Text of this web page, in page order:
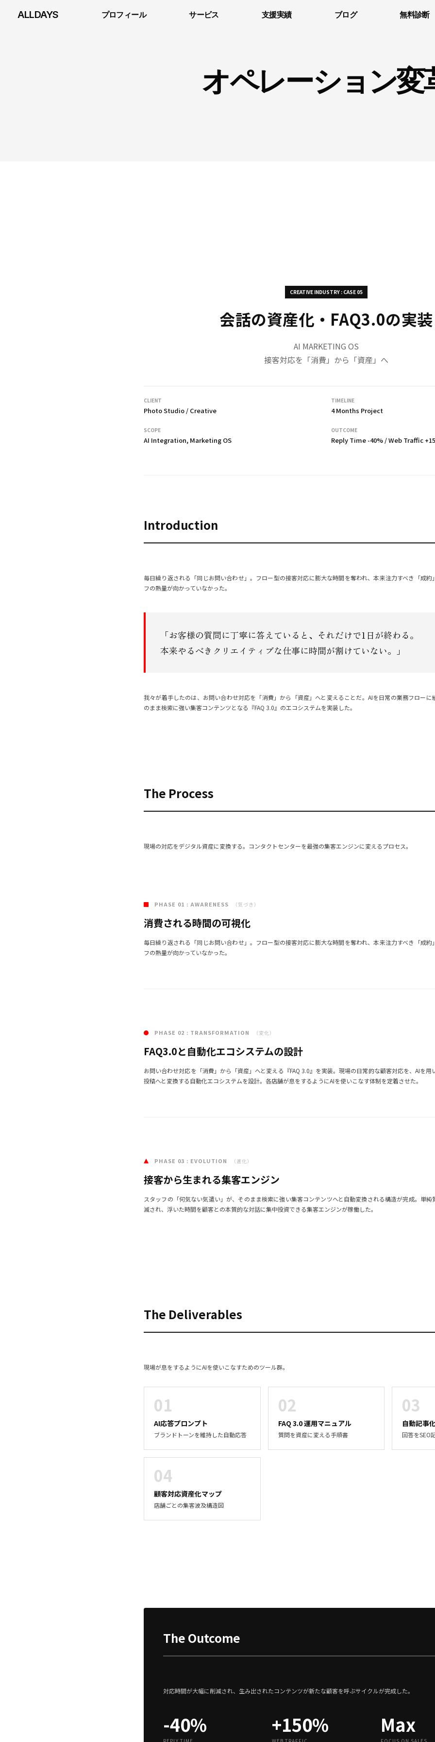
ALLDAYS プロフィール サービス 支援実績 ブログ 無料診断
オペレーション変
CREATIVE INDUSTRY : CASE 05
会話の資産化・FAQ3.0の実装
AI MARKETING OS
接客対応を「消費」から「資産」へ
CLIENT
Photo Studio / Creative
TIMELINE
4 Months Project
SCOPE
AI Integration, Marketing OS
OUTCOME
Reply Time -40% / Web Traffic
Introduction
毎日繰り返される「同じお問い合わせ」。フロー型の接客対応に膨大な時間を奪われ、本来注力すべき「成約
フの熱量が向かっていなかった。
「お客様の質問に丁寧に答えていると、それだけで1日が終わる。
本来やるべきクリエイティブな仕事に時間が割けていない。」
我々が着手したのは、お問い合わせ対応を「消費」から「資産」へと変えることだ。AIを日常の業務フローに
のまま検索に強い集客コンテンツとなる『FAQ 3.0』のエコシステムを実装した。
The Process
現場の対応をデジタル資産に変換する。コンタクトセンターを最強の集客エンジンに変えるプロセス。
01
PHASE 01 : AWARENESS （気づき）
消費される時間の可視化
毎日繰り返される「同じお問い合わせ」。フロー型の接客対応に膨大な時間を奪われ、本来注力すべき「成約
フの熱量が向かっていなかった。
02
PHASE 02 : TRANSFORMATION （変化）
FAQ3.0と自動化エコシステムの設計
お問い合わせ対応を「消費」から「資産」へと変える『FAQ 3.0』を実装。現場の日常的な顧客対応を、AIを用
投稿へと変換する自動化エコシステムを設計。各店舗が息をするようにAIを使いこなす体制を定着させた。
03
PHASE 03 : EVOLUTION （進化）
接客から生まれる集客エンジン
スタッフの「何気ない気遣い」が、そのまま検索に強い集客コンテンツへと自動変換される構造が完成。単
減され、浮いた時間を顧客との本質的な対話に集中投資できる集客エンジンが稼働した。
The Deliverables
現場が息をするようにAIを使いこなすためのツール群。
01
AI応答プロンプト
ブランドトーンを維持した自動応答
02
FAQ 3.0 運用マニュアル
質問を資産に変える手順書
03
自動記事
回答をSEO
04
顧客対応資産化マップ
店舗ごとの集客波及構造図
The Outcome
対応時間が大幅に削減され、生み出されたコンテンツが新たな顧客を呼ぶサイクルが完成した。
-40% +150% Max